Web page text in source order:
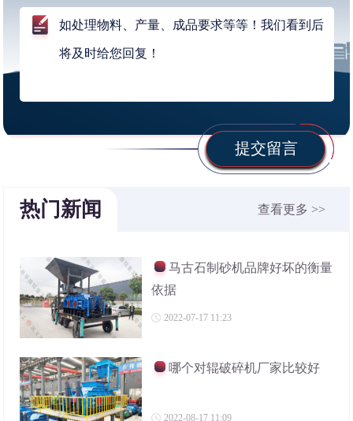
提交留言
热门新闻 查看更多 >>
马古石制砂机品牌好坏的衡量
依据
2022-07-17 11:23
哪个对辊破碎机厂家比较好
2022-08-17 11:09